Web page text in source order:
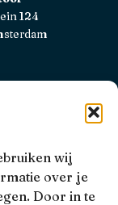
wij
over je
Door in te
124